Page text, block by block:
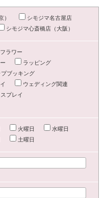
）
シモジマ名古屋店
シモジマ心斎橋店（大阪）
ラワー
ラッピング
プブッキング
ウェディング関連
プレイ
火曜日
水曜日
土曜日